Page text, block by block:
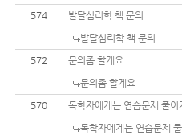
574
발달심리학 책 문의
발달심리학 책 문의
572
문의좀 할게요
문의좀 할게요
570
독학자에게는 연습문제 풀
독학자에게는 연습문제